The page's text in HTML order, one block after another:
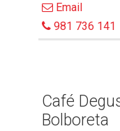
Email
981 736 141
Café
Bolboreta